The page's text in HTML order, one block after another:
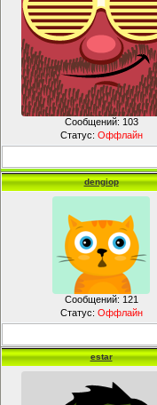
Сообщений: 103
Статус: Оффлайн
dengiop
Сообщений: 121
Статус: Оффлайн
estar